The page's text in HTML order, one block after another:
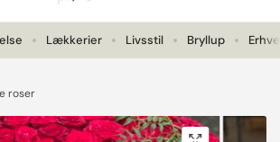
Lækkerier Livsstil Bryllup
roser